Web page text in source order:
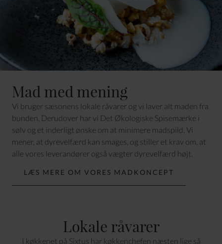
Mad med mening
Vi bruger sæsonens lokale råvarer og vi laver alt maden fra
bunden. Derudover har vi Det Økologiske Spisemærke i
sølv og et inderligt ønske om at minimere madspild. Vi
mener, at dyrevelfærd kan smages, og stiller et krav om, at
alle vores leverandører også vægter dyrevelfærd højt.
LÆS MERE OM VORES MADKONCEPT
Lokale råvarer
I køkkenet på Sixtus har køkkenchefen næsten lige så